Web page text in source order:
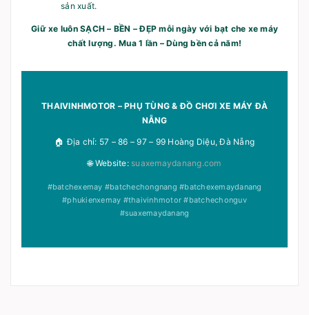
sản xuất.
Giữ xe luôn SẠCH – BỀN – ĐẸP mỗi ngày với bạt che xe máy
chất lượng. Mua 1 lần – Dùng bền cả năm!
THAIVINHMOTOR – PHỤ TÙNG & ĐỒ CHƠI XE MÁY ĐÀ
NẴNG
🏠 Địa chỉ: 57 – 86 – 97 – 99 Hoàng Diệu, Đà Nẵng
🌐 Website: suaxemaydanang.com
#batchexemay #batchechongnang #batchexemaydanang
#phukienxemay #thaivinhmotor #batchechonguv
#suaxemaydanang